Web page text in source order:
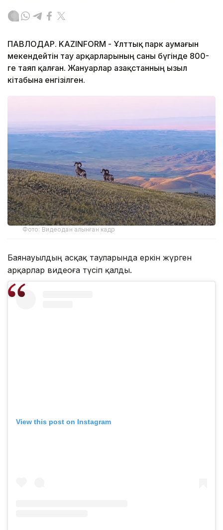
ПАВЛОДАР. KAZINFORM - Ұлттық парк аумағын
мекендейтін тау арқарларының саны бүгінде 800-
ге таяп қалған. Жануарлар Қазақстанның Қызыл
кітабына енгізілген.
Фото: Видеодан алынған кадр
Баянауылдың асқақ тауларында еркін жүрген
арқарлар видеоға түсіп қалды.
View this post on Instagram